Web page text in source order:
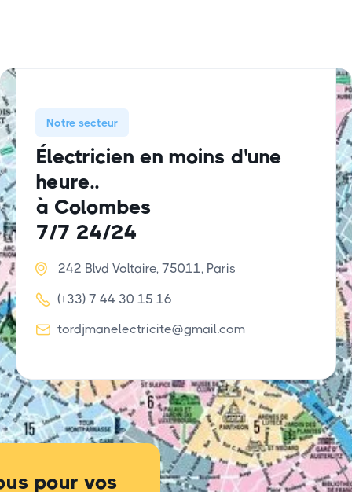
Notre secteur
Électricien en moins d'une
heure..
à Colombes
7/7 24/24
 242 Blvd Voltaire, 75011, Paris
 (+33) 7 44 30 15 16
 tordjmanelectricite@gmail.com
pour vos